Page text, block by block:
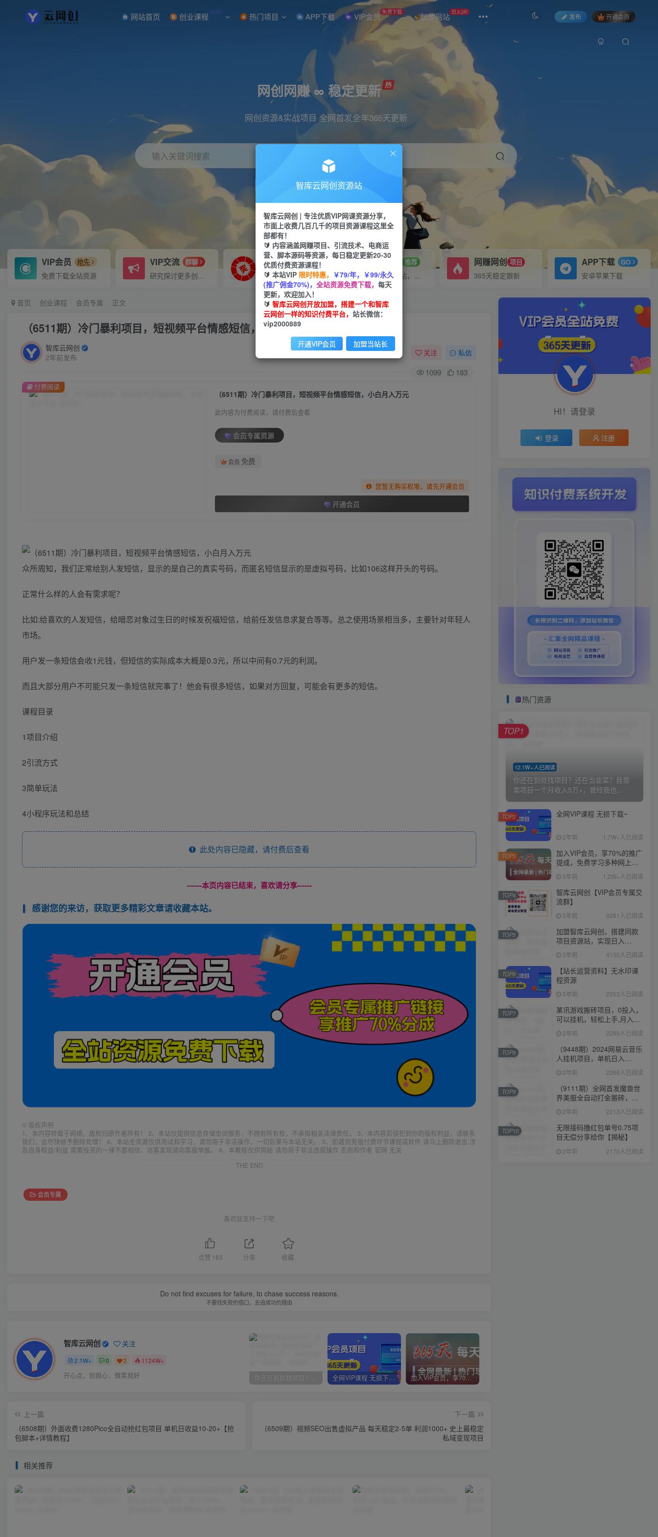
网站首页 创业课程 NEW 热门项目 APP下载 VIP会员 免费下载 加盟网站 日入2K
发布 开通会员
网创网赚 ∞ 稳定更新
网创资源&实战项目 全网首发全年365天更新
输入关键词搜索
直播 小红书 剪辑
VIP会员 抢先
免费下载全站资源
VIP交流 群聊
研究探讨更多创业项目路子。
VIP推广
70%分佣
会员专属推广链接
招募站长 推荐
搭建同款网站，自己当老板
网赚网创 项目
365天稳定跟新
APP下载 GO
安卓苹果下载
首页 创业课程 会员专属 正文
（6511期）冷门暴利项目，短视频平台情感短信，小白月入万元
智库云网创
2年前发布
关注 私信
1099 183
（6511期）冷门暴利项目，短视频平台情感短信，小白月入万元
此内容为付费阅读，请付费后查看
会员专属资源
会员 免费
您暂无购买权限，请先开通会员
开通会员
付费阅读
众所周知，我们正常给别人发短信，显示的是自己的真实号码，而匿名短信显示的是虚拟号码，比如106这样开头的号码。
正常什么样的人会有需求呢？
比如:给喜欢的人发短信，给暗恋对象过生日的时候发祝福短信，给前任发信息求复合等等。总之使用场景相当多，主要针对年轻人
市场。
用户发一条短信会收1元钱，但短信的实际成本大概是0.3元，所以中间有0.7元的利润。
而且大部分用户不可能只发一条短信就完事了！他会有很多短信，如果对方回复，可能会有更多的短信。
课程目录
1项目介绍
2引流方式
3简单玩法
4小程序玩法和总结
此处内容已隐藏，请付费后查看
------本页内容已结束，喜欢请分享------
感谢您的来访，获取更多精彩文章请收藏本站。
© 版权声明
1、本内容转载于网络，版权归原作者所有！ 2、本站仅提供信息存储空间服务，不拥有所有权，不承担相关法律责任。 3、本内容若侵犯到你的版权利益，请联系
我们，会尽快给予删除处理！ 4、本站全资源仅供测试和学习，请勿用于非法操作，一切后果与本站无关。 5、如遇到充值付费环节课程或软件 请马上删除退出 涉
及自身权益/利益 需要投资的一律不要相信，访客发现请向客服举报。 6、本教程仅供揭秘 请勿用于非法违规操作 否则和作者 官网 无关
THE END
会员专属
喜欢就支持一下吧
点赞 183 分享 收藏
Do not find excuses for failure, to chase success reasons.
不要找失败的借口，去追成功的理由
智库云网创 关注
2.1W+ 0 2 1124W+
开心点，别担心，微笑就好 你还在到处找项目？还在当韭菜？我靠卖项目一个月收入5万+，曾经我也是个失败者。 全网VIP课程 无损下载~ 加入VIP会员，享70%的推广提成，免费学习多种网上创业课程，菜鸟秒变大神！
上一篇
（6508期）外面收费1280Pico全自动抢红包项目 单机日收益10-20+【抢
包脚本+详情教程】
下一篇
（6509期）视频SEO出售虚拟产品 每天稳定2-5单 利润1000+ 史上最稳定
私域变现项目
相关推荐
HI！请登录
登录 注册
热门资源
12.1W+人已阅读
你还在到处找项目？还在当韭菜？我靠
卖项目一个月收入5万+，曾经我也...
TOP1
全网VIP课程 无损下载~
2年前 1.7W+人已阅读
TOP2
加入VIP会员，享70%的推广
提成，免费学习多种网上创
业课程，菜鸟秒变大神！
3年前 1.2W+人已阅读
TOP3
智库云网创【VIP会员专属交
流群】
3年前 9281人已阅读
TOP4
加盟智库云网创，搭建同款
项目资源站，实现日入
2000+
3年前 4130人已阅读
TOP5
【站长运营资料】无水印课
程资源
3年前 2953人已阅读
TOP6
某讯游戏搬砖项目，0投入，
可以挂机，轻松上手,月入
3000+上不封顶
2年前 2289人已阅读
TOP7
（9448期）2024网易云音乐
人挂机项目，单机日入
150+，无脑月入5000+
2年前 2268人已阅读
TOP8
（9111期）全网首发魔兽世
界美服全自动打金搬砖，日
入1000+，简单好操作，保
姆级教学
2年前 2213人已阅读
TOP9
无限接码撸红包单号0.75项
目无偿分享给你【揭秘】
2年前 2170人已阅读
TOP10
智库云网创资源站
智库云网创 | 专注优质VIP网课资源分享，
市面上收费几百几千的项目资源课程这里全
部都有！
🔰 内容涵盖网赚项目、引流技术、电商运
营、脚本源码等资源，每日稳定更新20-30
优质付费资源课程！
🔰 本站VIP 限时特惠， ￥79/年，￥99/永久
(推广佣金70%)， 全站资源免费下载， 每天
更新，欢迎加入！
🔰 智库云网创开放加盟，搭建一个和智库
云网创一样的知识付费平台， 站长微信：
vip2000889
开通VIP会员 加盟当站长